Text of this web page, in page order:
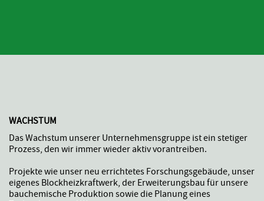
WACHSTUM
Das Wachstum unserer Unternehmensgruppe ist ein stetiger
Prozess, den wir immer wieder aktiv vorantreiben.
Projekte wie unser neu errichtetes Forschungsgebäude, unser
eigenes Blockheizkraftwerk, der Erweiterungsbau für unsere
bauchemische Produktion sowie die Planung eines